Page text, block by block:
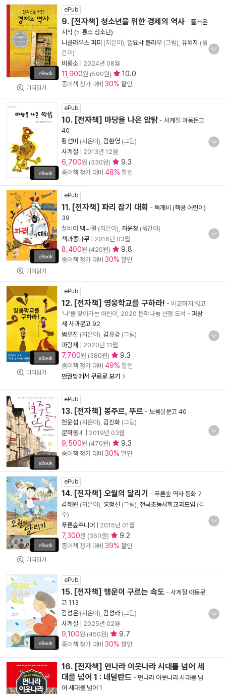
미리읽기
ePub
9. [전자책] 청소년을 위한 경제의 역사 - 즐거운
지식 (비룡소 청소년)
니콜라우스 피퍼 (지은이), 알요샤 블라우 (그림), 유혜자 (옮
긴이)
비룡소
2024년 08월
11,900원 (590원) 10.0
종이책 정가 대비 30% 할인
ePub
10. [전자책] 마당을 나온 암탉 - 사계절 아동문고
40
황선미 (지은이), 김환영 (그림)
사계절
2013년 12월
6,700원 (330원) 9.3
종이책 정가 대비 48% 할인
미리읽기
ePub
11. [전자책] 파리 잡기 대회 - 독깨비 (책콩 어린이)
39
실비아 맥니콜 (지은이), 최윤정 (옮긴이)
책과콩나무
2016년 03월
8,400원 (420원) 9.8
종이책 정가 대비 30% 할인
미리읽기
ePub
12. [전자책] 영웅학교를 구하라! - 비교하지 않고
‘나’를 찾아가는 어린이, 2020 문학나눔 선정 도서 - 파랑
새 사과문고 92
범유진 (지은이), 김유강 (그림)
파랑새
2020년 11월
7,700원 (380원) 9.3
종이책 정가 대비 49% 할인
만권당에서 무료로 보기
ePub
13. [전자책] 봉주르, 뚜르 - 보름달문고 40
한윤섭 (지은이), 김진화 (그림)
문학동네
2019년 03월
9,500원 (470원) 9.3
종이책 정가 대비 30% 할인
미리읽기
ePub
14. [전자책] 오월의 달리기 - 푸른숲 역사 동화 7
김해원 (지은이), 홍정선 (그림), 전국초등사회교과모임 (감
수)
푸른숲주니어
2015년 01월
7,300원 (360원) 9.2
종이책 정가 대비 39% 할인
ePub
15. [전자책] 행운이 구르는 속도 - 사계절 아동문
고 113
김성운(지은이), 김성라(그림)
사계절
2025년 02월
9,100원 (450원) 9.7
종이책 정가 대비 30% 할인
16. [전자책] 먼나라 이웃나라 시대를 넘어 세
대를 넘어 1 : 네덜란드 - 먼나라 이웃나라 시대를 넘
어 세대를 넘어 1